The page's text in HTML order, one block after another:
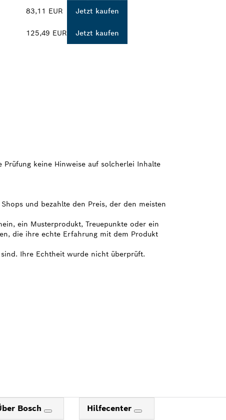
83,11 EUR Jetzt kaufen
125,49 EUR
Jetzt kaufen
keine Hinweise auf solcherlei Inhalte
und bezahlte den Preis, der den meisten
ein Musterprodukt, Treuepunkte oder ein
die ihre echte Erfahrung mit dem Produkt
Ihre Echtheit wurde nicht überprüft.
Bosch Hilfecenter